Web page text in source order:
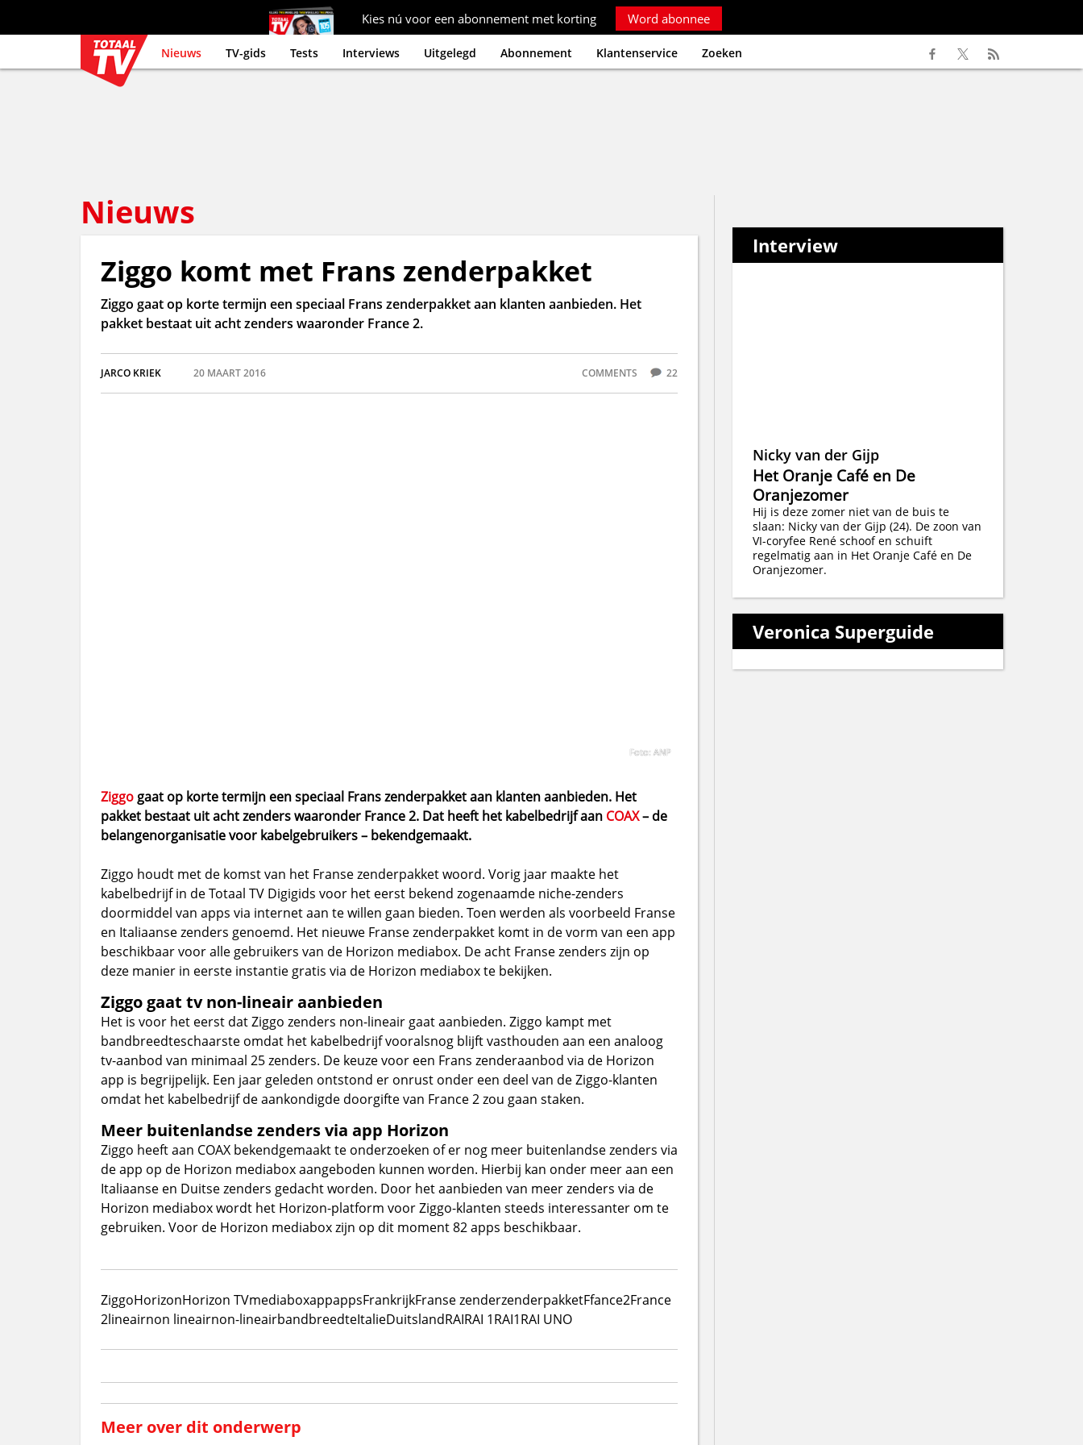
Kies nú voor een abonnement met korting Word abonnee
Nieuws TV-gids Tests Interviews Uitgelegd Abonnement Klantenservice Zoeken
Nieuws
Ziggo komt met Frans zenderpakket
Ziggo gaat op korte termijn een speciaal Frans zenderpakket aan klanten aanbieden. Het
pakket bestaat uit acht zenders waaronder France 2.
JARCO KRIEK 20 MAART 2016 COMMENTS 22
Foto: ANP
Ziggogaat op korte termijn een speciaal Frans zenderpakket aan klanten aanbieden. Het
pakket bestaat uit acht zenders waaronder France 2. Dat heeft het kabelbedrijf aan COAX– de
belangenorganisatie voor kabelgebruikers – bekendgemaakt.
Ziggo houdt met de komst van het Franse zenderpakket woord. Vorig jaar maakte het
kabelbedrijf in de Totaal TV Digigids voor het eerst bekend zogenaamde niche-zenders
doormiddel van apps via internet aan te willen gaan bieden. Toen werden als voorbeeld Franse
en Italiaanse zenders genoemd. Het nieuwe Franse zenderpakket komt in de vorm van een app
beschikbaar voor alle gebruikers van de Horizon mediabox. De acht Franse zenders zijn op
deze manier in eerste instantie gratis via de Horizon mediabox te bekijken.
Ziggo gaat tv non-lineair aanbieden
Het is voor het eerst dat Ziggo zenders non-lineair gaat aanbieden. Ziggo kampt met
bandbreedteschaarste omdat het kabelbedrijf vooralsnog blijft vasthouden aan een analoog
tv-aanbod van minimaal 25 zenders. De keuze voor een Frans zenderaanbod via de Horizon
app is begrijpelijk. Een jaar geleden ontstond er onrust onder een deel van de Ziggo-klanten
omdat het kabelbedrijf de aankondigde doorgifte van France 2 zou gaan staken.
Meer buitenlandse zenders via app Horizon
Ziggo heeft aan COAX bekendgemaakt te onderzoeken of er nog meer buitenlandse zenders via
de app op de Horizon mediabox aangeboden kunnen worden. Hierbij kan onder meer aan een
Italiaanse en Duitse zenders gedacht worden. Door het aanbieden van meer zenders via de
Horizon mediabox wordt het Horizon-platform voor Ziggo-klanten steeds interessanter om te
gebruiken. Voor de Horizon mediabox zijn op dit moment 82 apps beschikbaar.
ZiggoHorizonHorizon TVmediaboxappappsFrankrijkFranse zenderzenderpakketFfance2France
2lineairnon lineairnon-lineairbandbreedteItalieDuitslandRAIRAI 1RAI1RAI UNO
Meer over dit onderwerp
Interview
Nicky van der Gijp
Het Oranje Café en De
Oranjezomer
Hij is deze zomer niet van de buis te
slaan: Nicky van der Gijp (24). De zoon van
VI-coryfee René schoof en schuift
regelmatig aan in Het Oranje Café en De
Oranjezomer.
Veronica Superguide